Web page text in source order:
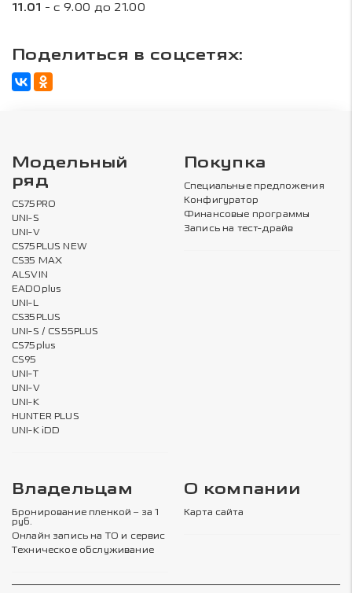
11.01 - с 9.00 до 21.00
Поделиться в соцсетях:
Модельный
ряд
CS75PRO
UNI-S
UNI-V
CS75PLUS NEW
CS35 MAX
ALSVIN
EADOplus
UNI-L
CS35PLUS
UNI-S / CS55PLUS
CS75plus
CS95
UNI-T
UNI-V
UNI-K
HUNTER PLUS
UNI-K iDD
Покупка
Специальные предложения
Конфигуратор
Финансовые программы
Запись на тест-драйв
Владельцам
Бронирование пленкой – за 1
руб.
Онлайн запись на ТО и сервис
Техническое обслуживание
О компании
Карта сайта